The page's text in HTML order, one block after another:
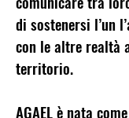
di sostenersi l’un
con le altre realtà
territorio.
AGAEL è nata